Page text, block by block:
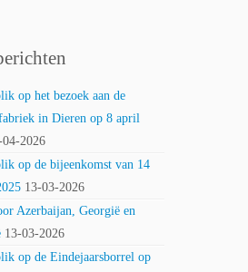
op het bezoek aan de
in Dieren op 8 april
04-2026
op de bijeenkomst van 14
13-03-2026
Azerbaijan, Georgië en
13-03-2026
op de Eindejaarsborrel op